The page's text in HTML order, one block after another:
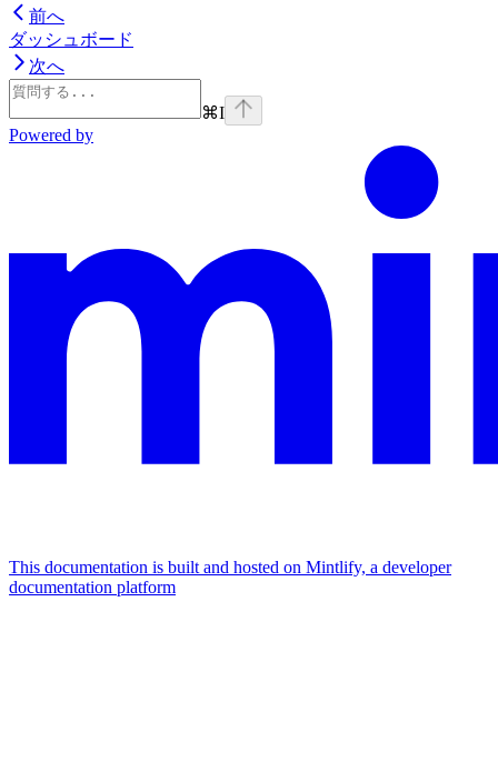
前へ
ダッシュボード
次へ
⌘I
Powered by
This documentation is built and hosted on Mintlify, a developer
documentation platform